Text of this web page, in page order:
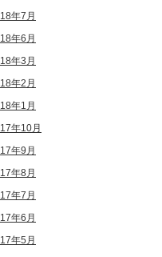
年7月
年6月
年3月
年2月
年1月
年10月
年9月
年8月
年7月
年6月
年5月